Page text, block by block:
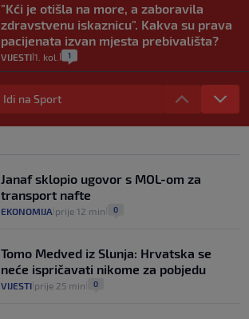
"Kći je otišla na more, a zaboravila
zdravstvenu iskaznicu". Kakva su prava
pacijenata izvan mjesta prebivališta?
VIJESTI 1. kol. 1
Provjerili smo "što ćemo onda" ako
Plenković na 15 dana ukine mjere: "Ne bi
se dogodilo ništa. Vlada se zaljubila u te
intervencije"
Analitičar o Mostu: Oni su u yin-yang
poziciji i imaju drugog najpoznatijeg
bravara u povijesti Hrvatske
30. srp.
Idi na Sport
Janaf sklopio ugovor s MOL-om za
transport nafte
EKONOMIJA prije 12 min 0
Tomo Medved iz Slunja: Hrvatska se
neće ispričavati nikome za pobjedu
VIJESTI prije 25 min 0